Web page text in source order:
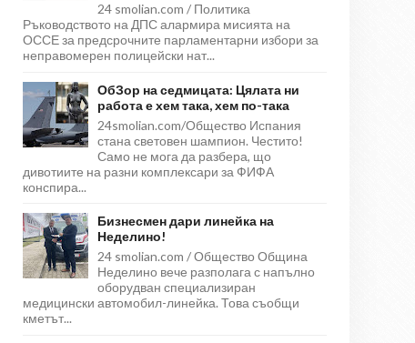
24 smolian.com / Политика
Ръководството на ДПС алармира мисията на
ОССЕ за предсрочните парламентарни избори за
неправомерен полицейски нат...
ОбЗор на седмицата: Цялата ни
работа е хем така, хем по-така
24smolian.com/Общество Испания
стана световен шампион. Честито!
Само не мога да разбера, що
дивотиите на разни комплексари за ФИФА
конспира...
Бизнесмен дари линейка на
Неделино!
24 smolian.com / Общество Община
Неделино вече разполага с напълно
оборудван специализиран
медицински автомобил-линейка. Това съобщи
кметът...